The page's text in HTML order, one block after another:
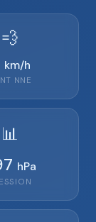
💨
km/h
NNE
📊
hPa